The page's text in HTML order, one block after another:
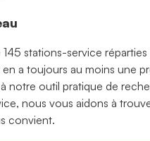
145 stations-service
en a toujours au moins une
notre outil pratique de
nous vous aidons à
convient.